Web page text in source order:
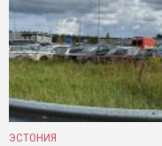
ЭСТОНИЯ